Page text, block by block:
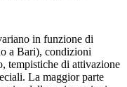
in funzione di
a Bari), condizioni
tempistiche di attivazione
La maggior parte